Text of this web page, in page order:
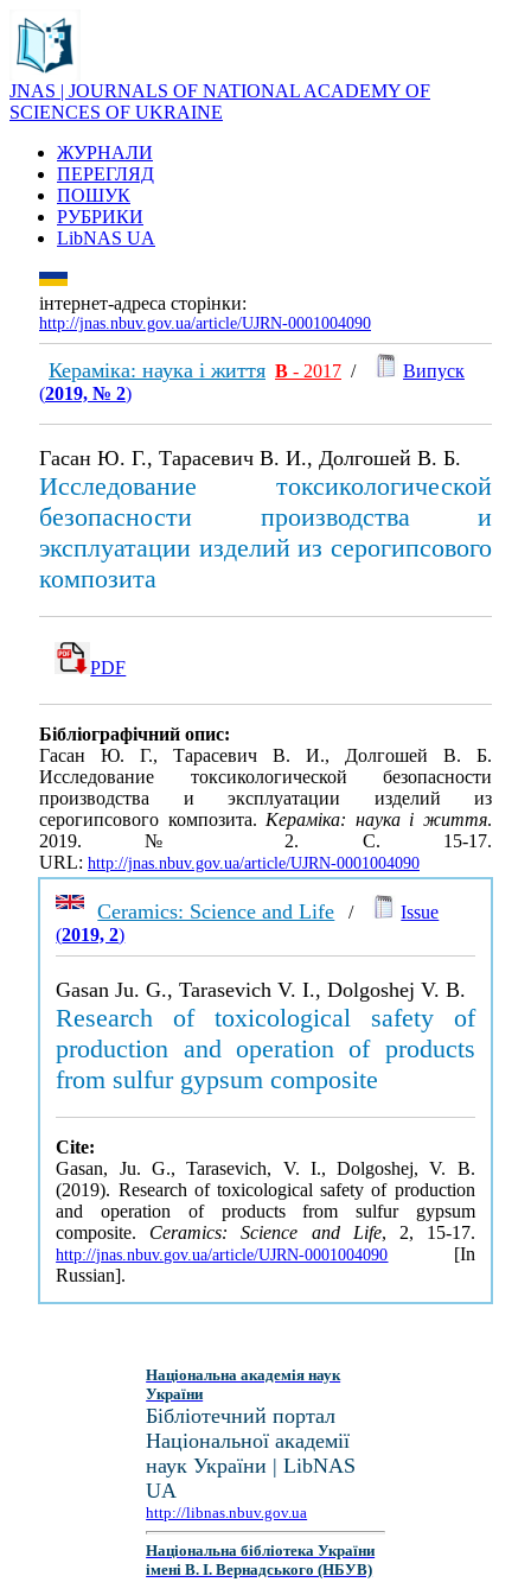
JNAS | JOURNALS OF NATIONAL ACADEMY OF
SCIENCES OF UKRAINE
ЖУРНАЛИ
ПЕРЕГЛЯД
ПОШУК
РУБРИКИ
LibNAS UA
інтернет-адреса сторінки:
http://jnas.nbuv.gov.ua/article/UJRN-0001004090
Кераміка: наука і життя В - 2017 /
Випуск
(2019, № 2)
Гасан Ю. Г., Тарасевич В. И., Долгошей В. Б.
Исследование токсикологической
безопасности производства и
эксплуатации изделий из серогипсового
композита
PDF
Бібліографічний опис:
Гасан Ю. Г., Тарасевич В. И., Долгошей В. Б.
Исследование токсикологической безопасности
производства и эксплуатации изделий из
серогипсового композита.Кераміка: наука і життя.
2019. № 2. С. 15-17.
URL: http://jnas.nbuv.gov.ua/article/UJRN-0001004090
Ceramics: Science and Life /
Issue
(2019, 2)
Gasan Ju. G., Tarasevich V. I., Dolgoshej V. B.
Research of toxicological safety of
production and operation of products
from sulfur gypsum composite
Cite:
Gasan, Ju. G., Tarasevich, V. I., Dolgoshej, V. B.
(2019). Research of toxicological safety of production
and operation of products from sulfur gypsum
composite. Ceramics: Science and Life, 2, 15-17.
http://jnas.nbuv.gov.ua/article/UJRN-0001004090 [In
Russian].
Національна академія наук
України
Бібліотечний портал
Національної академії
наук України | LibNAS
UA
http://libnas.nbuv.gov.ua
Національна бібліотека України
імені В. І. Вернадського (НБУВ)